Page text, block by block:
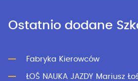
Ostatnio dodane
Fabryka Kierowców
ŁOŚ NAUKA JAZDY Mariusz